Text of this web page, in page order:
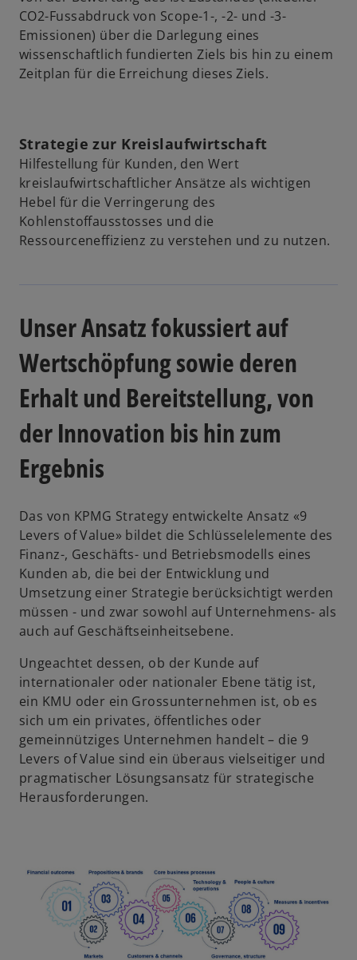
CO2-Fussabdruck von Scope-1-, -2- und -3-
Emissionen) über die Darlegung eines
wissenschaftlich fundierten Ziels bis hin zu einem
Zeitplan für die Erreichung dieses Ziels.
Strategie zur Kreislaufwirtschaft
Hilfestellung für Kunden, den Wert
kreislaufwirtschaftlicher Ansätze als wichtigen
Hebel für die Verringerung des
Kohlenstoffausstosses und die
Ressourceneffizienz zu verstehen und zu nutzen.
Unser Ansatz fokussiert auf
Wertschöpfung sowie deren
Erhalt und Bereitstellung, von
der Innovation bis hin zum
Ergebnis
Das von KPMG Strategy entwickelte Ansatz «9
Levers of Value» bildet die Schlüsselelemente des
Finanz-, Geschäfts- und Betriebsmodells eines
Kunden ab, die bei der Entwicklung und
Umsetzung einer Strategie berücksichtigt werden
müssen - und zwar sowohl auf Unternehmens- als
auch auf Geschäftseinheitsebene.
Ungeachtet dessen, ob der Kunde auf
internationaler oder nationaler Ebene tätig ist,
ein KMU oder ein Grossunternehmen ist, ob es
sich um ein privates, öffentliches oder
gemeinnütziges Unternehmen handelt – die 9
Levers of Value sind ein überaus vielseitiger und
pragmatischer Lösungsansatz für strategische
Herausforderungen.